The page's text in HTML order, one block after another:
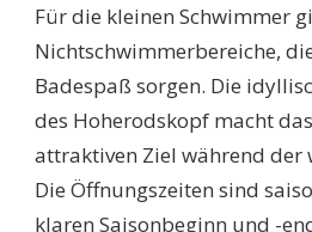
Für die kleinen Schwimmer
Nichtschwimmerbereiche,
Badespaß sorgen. Die
des Hoherodskopf macht
attraktiven Ziel während der
Die Öffnungszeiten sind
klaren Saisonbeginn und -